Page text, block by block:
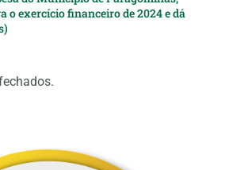
o exercício financeiro de 2024 e dá